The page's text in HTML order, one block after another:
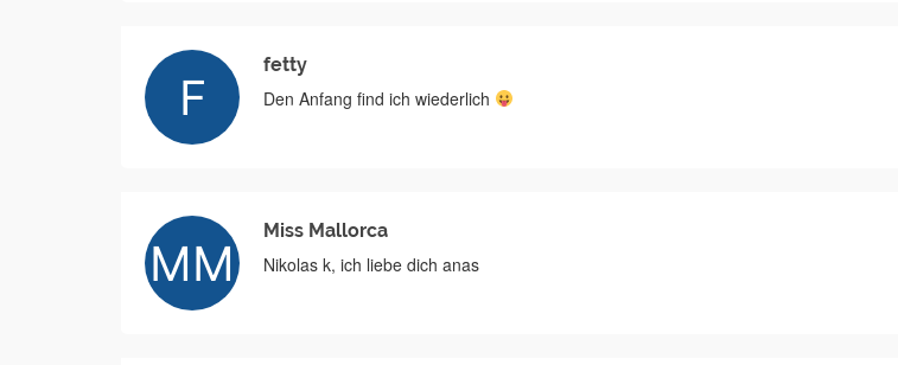
fetty
Den Anfang find ich wiederlich
Miss Mallorca
Nikolas k, ich liebe dich anas